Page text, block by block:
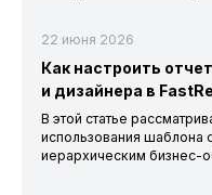
22 июня 2026
Как настроить
и дизайнера в
В этой статье
использования шаблона
иерархическим бизнес-